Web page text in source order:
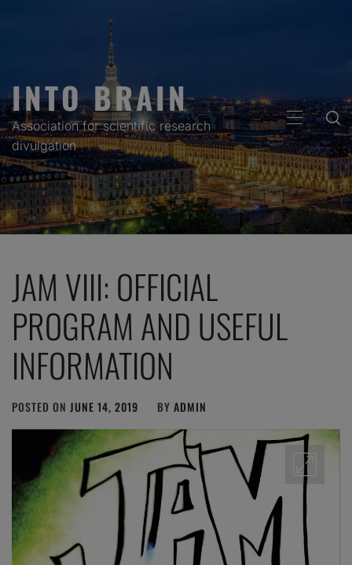
INTO BRAIN
Association for scientific research
divulgation
PRIMARY
MENU
JAM VIII: OFFICIAL
PROGRAM AND USEFUL
INFORMATION
POSTED ON JUNE 14, 2019 BY ADMIN